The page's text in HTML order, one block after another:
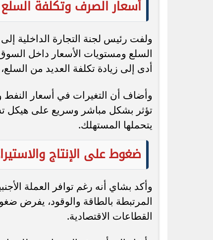
وشدد بشاي على أهمية التدخل
إلى المغالاة في حلقات التداول،
وأوضح أن البورصة السلعية تمثل
إلى المستهلكين بهوامش ربح عادلة
تعكس تصريحات متى بشاي توجهًا
مواجهة التقلبات العالمية، عبر
الأسواق بما يضمن حماية المستهلك
متى بشاي أسعار السلع